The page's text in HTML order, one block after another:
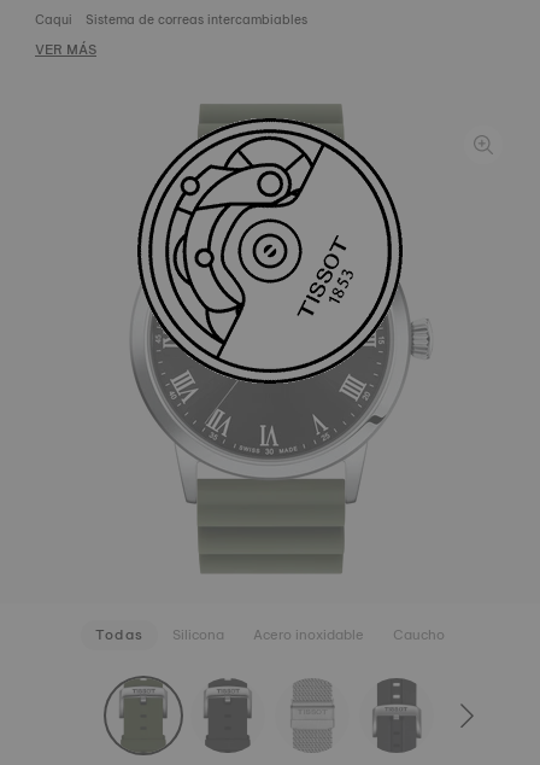
Caqui Sistema de correas intercambiables
VER MÁS
Todas Silicona Acero inoxidable Caucho
strapConfigurator